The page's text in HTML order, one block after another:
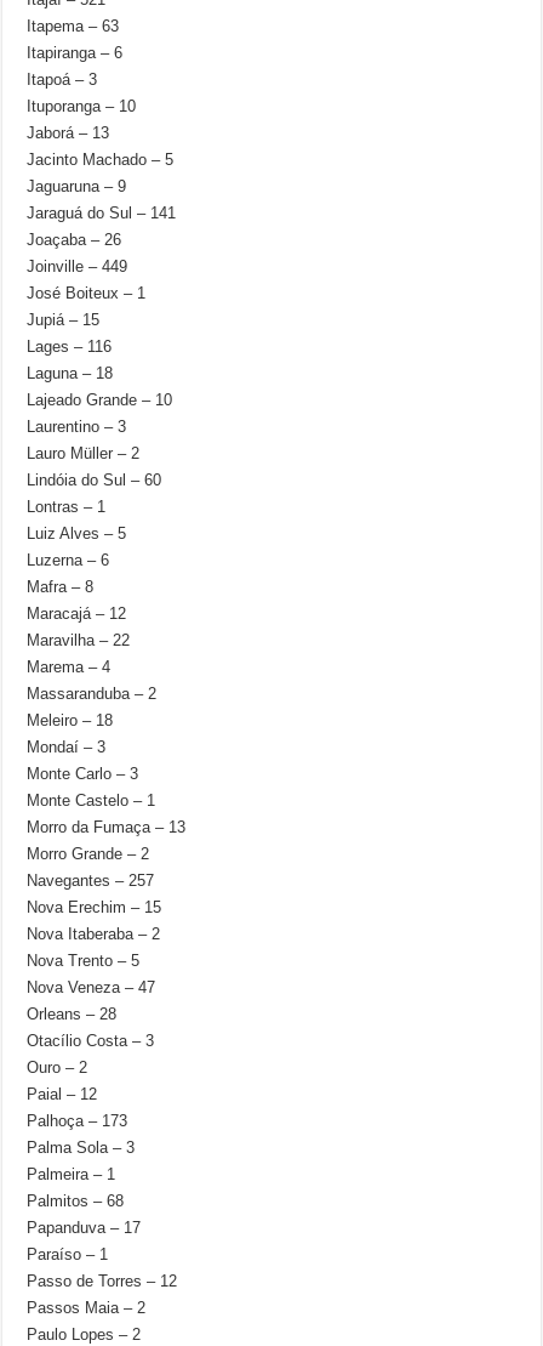
Itapema – 63
Itapiranga – 6
Itapoá – 3
Ituporanga – 10
Jaborá – 13
Jacinto Machado – 5
Jaguaruna – 9
Jaraguá do Sul – 141
Joaçaba – 26
Joinville – 449
José Boiteux – 1
Jupiá – 15
Lages – 116
Laguna – 18
Lajeado Grande – 10
Laurentino – 3
Lauro Müller – 2
Lindóia do Sul – 60
Lontras – 1
Luiz Alves – 5
Luzerna – 6
Mafra – 8
Maracajá – 12
Maravilha – 22
Marema – 4
Massaranduba – 2
Meleiro – 18
Mondaí – 3
Monte Carlo – 3
Monte Castelo – 1
Morro da Fumaça – 13
Morro Grande – 2
Navegantes – 257
Nova Erechim – 15
Nova Itaberaba – 2
Nova Trento – 5
Nova Veneza – 47
Orleans – 28
Otacílio Costa – 3
Ouro – 2
Paial – 12
Palhoça – 173
Palma Sola – 3
Palmeira – 1
Palmitos – 68
Papanduva – 17
Paraíso – 1
Passo de Torres – 12
Passos Maia – 2
Paulo Lopes – 2